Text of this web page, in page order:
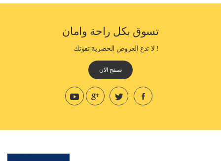
تسوق بكل راحة وامان
! لا تدع العروض الحصرية تفوتك
تصفح الان